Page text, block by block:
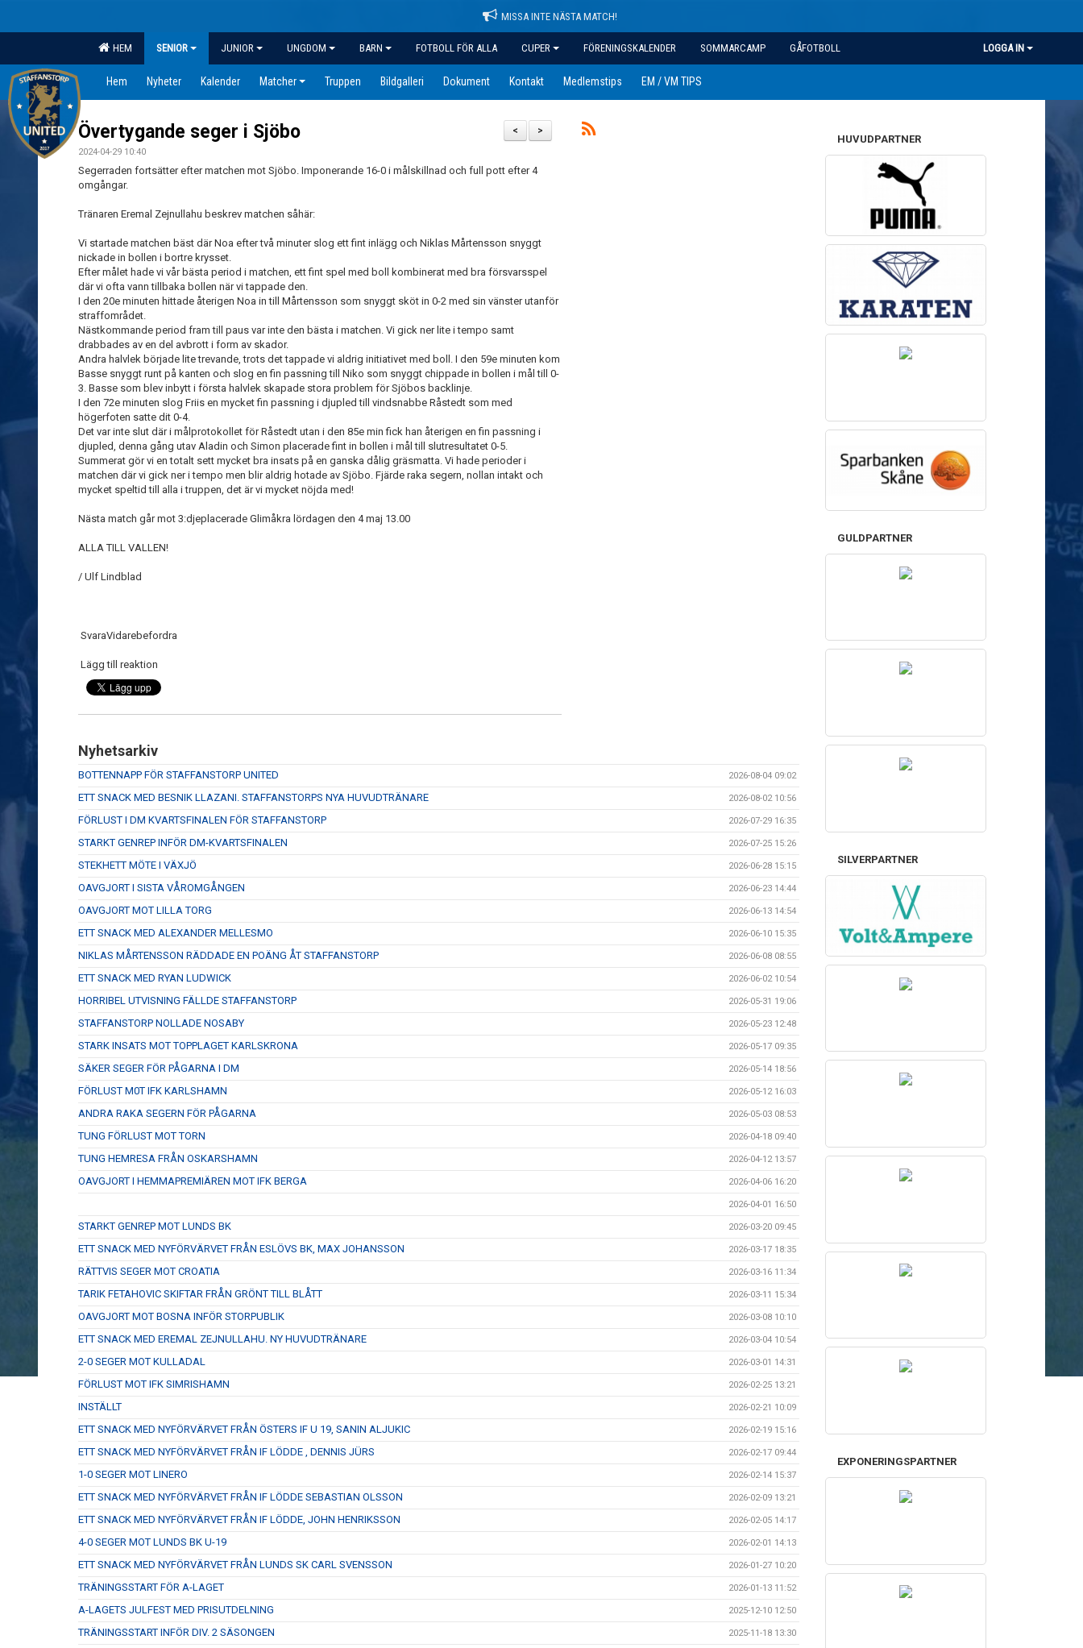
MISSA INTE NÄSTA MATCH!
HEM SENIOR JUNIOR UNGDOM BARN FOTBOLL FÖR ALLA CUPER FÖRENINGSKALENDER SOMMARCAMP GÅFOTBOLL LOGGA IN
Hem Nyheter Kalender Matcher Truppen Bildgalleri Dokument Kontakt Medlemstips EM / VM TIPS
>
<
Övertygande seger i Sjöbo
2024-04-29 10:40
Segerraden fortsätter efter matchen mot Sjöbo. Imponerande 16-0 i målskillnad och full pott efter 4
omgångar.
Tränaren Eremal Zejnullahu beskrev matchen såhär:
Vi startade matchen bäst där Noa efter två minuter slog ett fint inlägg och Niklas Mårtensson snyggt
nickade in bollen i bortre krysset.
Efter målet hade vi vår bästa period i matchen, ett fint spel med boll kombinerat med bra försvarsspel
där vi ofta vann tillbaka bollen när vi tappade den.
I den 20e minuten hittade återigen Noa in till Mårtensson som snyggt sköt in 0-2 med sin vänster utanför
straffområdet.
Nästkommande period fram till paus var inte den bästa i matchen. Vi gick ner lite i tempo samt
drabbades av en del avbrott i form av skador.
Andra halvlek började lite trevande, trots det tappade vi aldrig initiativet med boll. I den 59e minuten kom
Basse snyggt runt på kanten och slog en fin passning till Niko som snyggt chippade in bollen i mål till 0-
3. Basse som blev inbytt i första halvlek skapade stora problem för Sjöbos backlinje.
I den 72e minuten slog Friis en mycket fin passning i djupled till vindsnabbe Råstedt som med
högerfoten satte dit 0-4.
Det var inte slut där i målprotokollet för Råstedt utan i den 85e min fick han återigen en fin passning i
djupled, denna gång utav Aladin och Simon placerade fint in bollen i mål till slutresultatet 0-5.
Summerat gör vi en totalt sett mycket bra insats på en ganska dålig gräsmatta. Vi hade perioder i
matchen där vi gick ner i tempo men blir aldrig hotade av Sjöbo. Fjärde raka segern, nollan intakt och
mycket speltid till alla i truppen, det är vi mycket nöjda med!
Nästa match går mot 3:djeplacerade Glimåkra lördagen den 4 maj 13.00
ALLA TILL VALLEN!
/ Ulf Lindblad
SvaraVidarebefordra
Lägg till reaktion
Nyhetsarkiv
BOTTENNAPP FÖR STAFFANSTORP UNITED 2026-08-04 09:02
ETT SNACK MED BESNIK LLAZANI. STAFFANSTORPS NYA HUVUDTRÄNARE 2026-08-02 10:56
FÖRLUST I DM KVARTSFINALEN FÖR STAFFANSTORP 2026-07-29 16:35
STARKT GENREP INFÖR DM-KVARTSFINALEN 2026-07-25 15:26
STEKHETT MÖTE I VÄXJÖ 2026-06-28 15:15
OAVGJORT I SISTA VÅROMGÅNGEN 2026-06-23 14:44
OAVGJORT MOT LILLA TORG 2026-06-13 14:54
ETT SNACK MED ALEXANDER MELLESMO 2026-06-10 15:35
NIKLAS MÅRTENSSON RÄDDADE EN POÄNG ÅT STAFFANSTORP 2026-06-08 08:55
ETT SNACK MED RYAN LUDWICK 2026-06-02 10:54
HORRIBEL UTVISNING FÄLLDE STAFFANSTORP 2026-05-31 19:06
STAFFANSTORP NOLLADE NOSABY 2026-05-23 12:48
STARK INSATS MOT TOPPLAGET KARLSKRONA 2026-05-17 09:35
SÄKER SEGER FÖR PÅGARNA I DM 2026-05-14 18:56
FÖRLUST M0T IFK KARLSHAMN 2026-05-12 16:03
ANDRA RAKA SEGERN FÖR PÅGARNA 2026-05-03 08:53
TUNG FÖRLUST MOT TORN 2026-04-18 09:40
TUNG HEMRESA FRÅN OSKARSHAMN 2026-04-12 13:57
OAVGJORT I HEMMAPREMIÄREN MOT IFK BERGA 2026-04-06 16:20
2026-04-01 16:50
STARKT GENREP MOT LUNDS BK 2026-03-20 09:45
ETT SNACK MED NYFÖRVÄRVET FRÅN ESLÖVS BK, MAX JOHANSSON 2026-03-17 18:35
RÄTTVIS SEGER MOT CROATIA 2026-03-16 11:34
TARIK FETAHOVIC SKIFTAR FRÅN GRÖNT TILL BLÅTT 2026-03-11 15:34
OAVGJORT MOT BOSNA INFÖR STORPUBLIK 2026-03-08 10:10
ETT SNACK MED EREMAL ZEJNULLAHU. NY HUVUDTRÄNARE 2026-03-04 10:54
2-0 SEGER MOT KULLADAL 2026-03-01 14:31
FÖRLUST MOT IFK SIMRISHAMN 2026-02-25 13:21
INSTÄLLT 2026-02-21 10:09
ETT SNACK MED NYFÖRVÄRVET FRÅN ÖSTERS IF U 19, SANIN ALJUKIC 2026-02-19 15:16
ETT SNACK MED NYFÖRVÄRVET FRÅN IF LÖDDE , DENNIS JÜRS 2026-02-17 09:44
1-0 SEGER MOT LINERO 2026-02-14 15:37
ETT SNACK MED NYFÖRVÄRVET FRÅN IF LÖDDE SEBASTIAN OLSSON 2026-02-09 13:21
ETT SNACK MED NYFÖRVÄRVET FRÅN IF LÖDDE, JOHN HENRIKSSON 2026-02-05 14:17
4-0 SEGER MOT LUNDS BK U-19 2026-02-01 14:13
ETT SNACK MED NYFÖRVÄRVET FRÅN LUNDS SK CARL SVENSSON 2026-01-27 10:20
TRÄNINGSSTART FÖR A-LAGET 2026-01-13 11:52
A-LAGETS JULFEST MED PRISUTDELNING 2025-12-10 12:50
TRÄNINGSSTART INFÖR DIV. 2 SÄSONGEN 2025-11-18 13:30
HUVUDPARTNER
GULDPARTNER
SILVERPARTNER
EXPONERINGSPARTNER